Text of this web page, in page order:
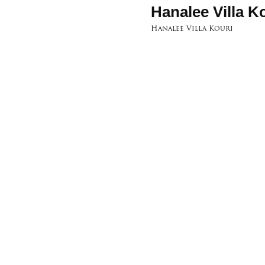
Hanalee Villa
Hanalee Villa Kouri